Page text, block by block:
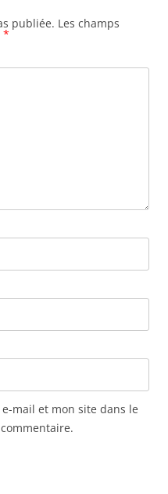
publiée. Les champs
*
mail et mon site dans le